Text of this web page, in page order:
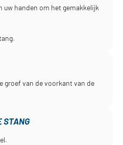
handen om het gemakkelijk
groef van de voorkant van de
STANG